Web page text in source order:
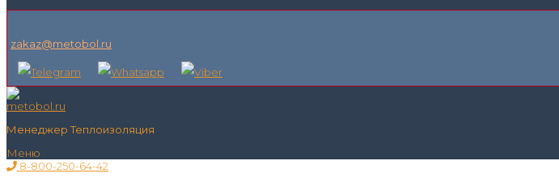
zakaz@metobol.ru
Менеджер Теплоизоляция
Меню
8-800-250-64-42